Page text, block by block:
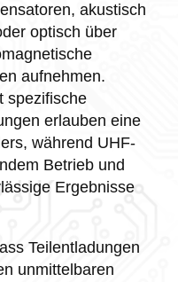
akustisch
optisch über
aufnehmen.
spezifische
erlauben eine
während UHF-
Betrieb und
Ergebnisse
Teilentladungen
unmittelbaren